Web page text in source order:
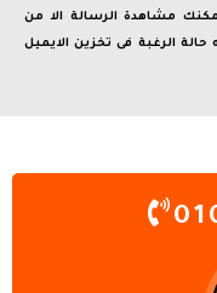
مشاهدة الرسالة الا من
حالة الرغبة فى تخزين الايميل